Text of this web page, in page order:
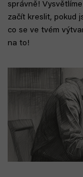
správně!
začít kreslit, pokud
co se ve tvém
na to!